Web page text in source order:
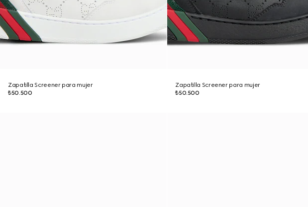
Zapatilla Screener para mujer
₺50.500
Zapatilla Screener para mujer
₺50.500